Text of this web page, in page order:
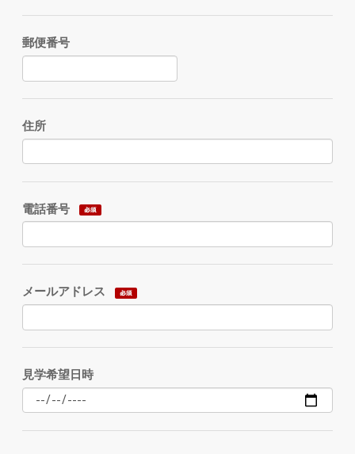
郵便番号
住所
電話番号
メールアドレス
見学希望日時